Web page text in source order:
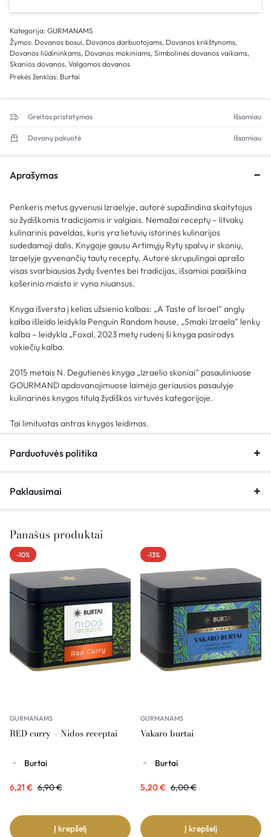
Kategorija: GURMANAMS
Žymos: Dovanos bosui, Dovanos darbuotojams, Dovanos krikštynoms,
Dovanos liūdininkams, Dovanos mokiniams, Simbolinės dovanos vaikams,
Skanios dovanos, Valgomos dovanos
Prekės ženklas: Burtai
Greitas pristatymas Išsamiau
Dovanų pakuotė Išsamiau
Aprašymas
Penkeris metus gyvenusi Izraelyje, autorė supažindina skaitytojus
su žydiškomis tradicijomis ir valgiais. Nemažai receptų – litvakų
kulinarinis paveldas, kuris yra lietuvių istorinės kulinarijos
sudedamoji dalis. Knygoje gausu Artimųjų Rytų spalvų ir skonių,
Izraelyje gyvenančių tautų receptų. Autorė skrupulingai aprašo
visas svarbiausias žydų šventes bei tradicijas, išsamiai paaiškina
košerinio maisto ir vyno niuansus.
Knyga išversta į kelias užsienio kalbas: „A Taste of Israel” anglų
kalba išleido leidykla Penguin Random house, „Smaki Izraela” lenkų
kalba – leidykla „Foxal, 2023 metų rudenį ši knyga pasirodys
vokiečių kalba.
2015 metais N. Degutienės knyga „Izraelio skoniai” pasauliniuose
GOURMAND apdovanojimuose laimėjo geriausios pasaulyje
kulinarinės knygos titulą žydiškos virtuvės kategorijoje.
Tai limituotas antras knygos leidimas.
Parduotuvės politika
Paklausimai
Panašūs produktai
-10%
GURMANAMS
RED curry – Nidos receptai
Burtai
6,21 € 6,90€
Į krepšelį
-13%
GURMANAMS
Vakaro burtai
Burtai
5,20€ 6,00€
Į krepšelį